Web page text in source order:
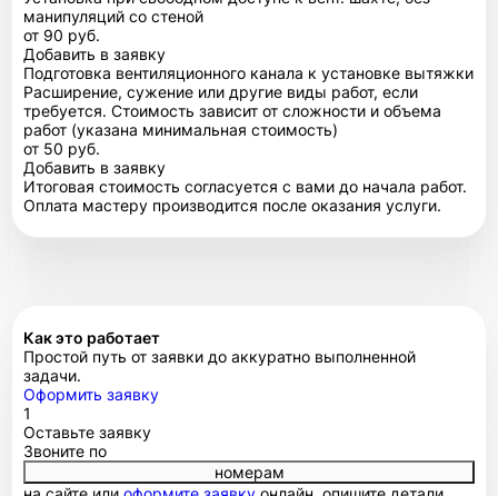
манипуляций со стеной
от 90 руб.
Добавить в заявку
Подготовка вентиляционного канала к установке вытяжки
Расширение, сужение или другие виды работ, если
требуется. Стоимость зависит от сложности и объема
работ (указана минимальная стоимость)
от 50 руб.
Добавить в заявку
Итоговая стоимость согласуется с вами до начала работ.
Оплата мастеру производится после оказания услуги.
Как это работает
Простой путь от заявки до аккуратно выполненной
задачи.
Оформить заявку
1
Оставьте заявку
Звоните по
номерам